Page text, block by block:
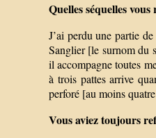
Quelles séquelles
J’ai perdu une partie
Sanglier [le surnom du
il accompagne toutes
à trois pattes arrive
perforé [au moins
Vous aviez toujours